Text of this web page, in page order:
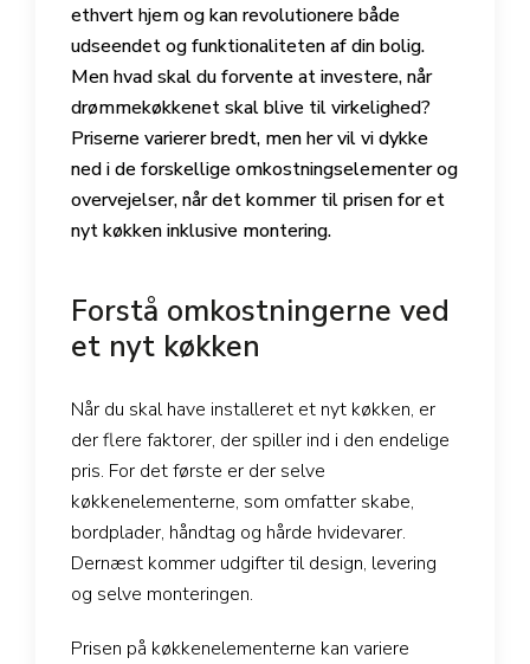
ethvert hjem og kan revolutionere både
udseendet og funktionaliteten af din bolig.
Men hvad skal du forvente at investere, når
drømmekøkkenet skal blive til virkelighed?
Priserne varierer bredt, men her vil vi dykke
ned i de forskellige omkostningselementer og
overvejelser, når det kommer til prisen for et
nyt køkken inklusive montering.
Forstå omkostningerne ved
et nyt køkken
Når du skal have installeret et nyt køkken, er
der flere faktorer, der spiller ind i den endelige
pris. For det første er der selve
køkkenelementerne, som omfatter skabe,
bordplader, håndtag og hårde hvidevarer.
Dernæst kommer udgifter til design, levering
og selve monteringen.
Prisen på køkkenelementerne kan variere